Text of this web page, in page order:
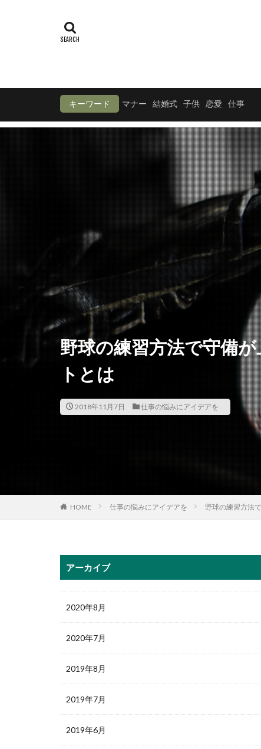
キーワード マナー 結婚式 子供 恋愛 仕事
野球の練習方法で守備
トとは
2018年11月7日 仕事の悩みにアイデアを
HOME 仕事の悩みにアイデアを 野球の練習方法
アーカイブ
2020年8月
2020年7月
2019年8月
2019年7月
2019年6月